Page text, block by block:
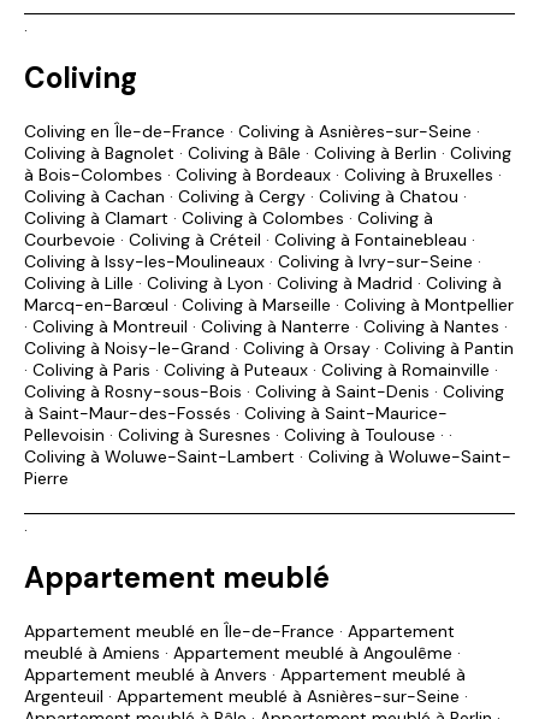
.
Coliving
Coliving en Île-de-France · Coliving à Asnières-sur-Seine ·
Coliving à Bagnolet · Coliving à Bâle · Coliving à Berlin · Coliving
à Bois-Colombes · Coliving à Bordeaux · Coliving à Bruxelles ·
Coliving à Cachan · Coliving à Cergy · Coliving à Chatou ·
Coliving à Clamart · Coliving à Colombes · Coliving à
Courbevoie · Coliving à Créteil · Coliving à Fontainebleau ·
Coliving à Issy-les-Moulineaux · Coliving à Ivry-sur-Seine ·
Coliving à Lille · Coliving à Lyon · Coliving à Madrid · Coliving à
Marcq-en-Barœul · Coliving à Marseille · Coliving à Montpellier
· Coliving à Montreuil · Coliving à Nanterre · Coliving à Nantes ·
Coliving à Noisy-le-Grand · Coliving à Orsay · Coliving à Pantin
· Coliving à Paris · Coliving à Puteaux · Coliving à Romainville ·
Coliving à Rosny-sous-Bois · Coliving à Saint-Denis · Coliving
à Saint-Maur-des-Fossés · Coliving à Saint-Maurice-
Pellevoisin · Coliving à Suresnes · Coliving à Toulouse · ·
Coliving à Woluwe-Saint-Lambert · Coliving à Woluwe-Saint-
Pierre
.
Appartement meublé
Appartement meublé en Île-de-France · Appartement
meublé à Amiens · Appartement meublé à Angoulême ·
Appartement meublé à Anvers · Appartement meublé à
Argenteuil · Appartement meublé à Asnières-sur-Seine ·